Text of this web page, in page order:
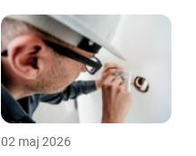
02 maj 2026